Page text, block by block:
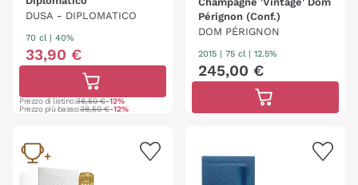
DUSA - DIPLOMATICO
70 cl | 40%
33,90 €
Prezzo di listino:38,50 €-12%
Prezzo più basso:38,50 €-12%
Pérignon (Conf.)
DOM PÉRIGNON
2015 75 cl | 12.5%
245,00 €